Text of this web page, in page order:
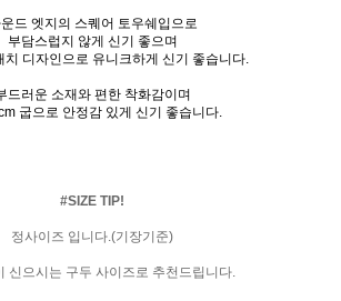
드 엣지의 스퀘어 토우쉐입으로
부담스럽지 않게 신기 좋으며
치 디자인으로 유니크하게 신기 좋습니다.
드러운 소재와 편한 착화감이며
굽으로 안정감 있게 신기 좋습니다.
#SIZE TIP!
정사이즈 입니다.(기장기준)
신으시는 구두 사이즈로 추천드립니다.